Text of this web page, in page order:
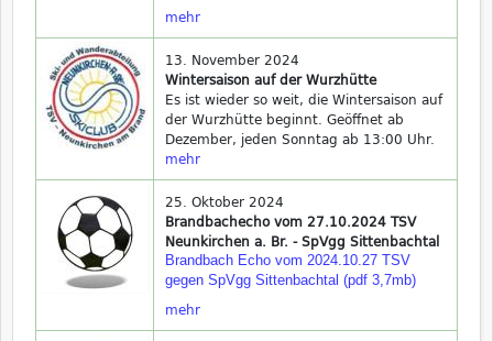
mehr
13. November 2024
Wintersaison auf der Wurzhütte
Es ist wieder so weit, die Wintersaison auf
der Wurzhütte beginnt. Geöffnet ab
Dezember, jeden Sonntag ab 13:00 Uhr.
mehr
25. Oktober 2024
Brandbachecho vom 27.10.2024 TSV
Neunkirchen a. Br. - SpVgg Sittenbachtal
Brandbach Echo vom 2024.10.27 TSV
gegen SpVgg Sittenbachtal (pdf 3,7mb)
mehr